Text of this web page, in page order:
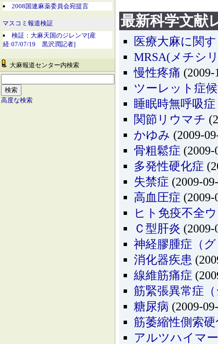
2008国連麻薬委員会宛提言
マスコミ報道検証
検証：大麻天国のジレンマ[産
経:07/07/19 黒沢潤記者]
大麻報道センター内検索
高度な検索
最新科学文献
医療大麻に関
MRSA(メチシ
慢性疼痛 (2009-
ツーレット症
睡眠時無呼吸症
関節リウマチ
かゆみ (2009-
骨粗鬆症 (2009-
多発性硬化症
失禁症 (2009-
高血圧症 (2009-
ヒト免疫不全
Ｃ型肝炎 (2009-
神経膠腫症（
消化器疾患
線維筋痛症
筋緊張異常症
糖尿病 (2009-
筋萎縮性側索
アルツハイマ